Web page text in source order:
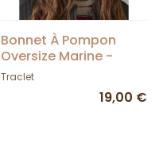
Bonnet À Pompon
Oversize Marine -
Traclet
Traclet
19,00 €